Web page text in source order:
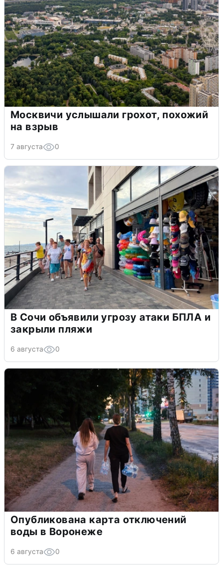
Москвичи услышали грохот, похожий
на взрыв
7 августа 0
В Сочи объявили угрозу атаки БПЛА и
закрыли пляжи
6 августа 0
Опубликована карта отключений
воды в Воронеже
6 августа 0